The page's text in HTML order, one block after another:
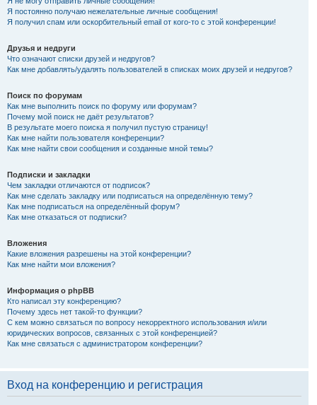
Я постоянно получаю нежелательные личные сообщения!
Я получил спам или оскорбительный email от кого-то с этой конференции!
Друзья и недруги
Что означают списки друзей и недругов?
Как мне добавлять/удалять пользователей в списках моих друзей и недругов?
Поиск по форумам
Как мне выполнить поиск по форуму или форумам?
Почему мой поиск не даёт результатов?
В результате моего поиска я получил пустую страницу!
Как мне найти пользователя конференции?
Как мне найти свои сообщения и созданные мной темы?
Подписки и закладки
Чем закладки отличаются от подписок?
Как мне сделать закладку или подписаться на определённую тему?
Как мне подписаться на определённый форум?
Как мне отказаться от подписки?
Вложения
Какие вложения разрешены на этой конференции?
Как мне найти мои вложения?
Информация о phpBB
Кто написал эту конференцию?
Почему здесь нет такой-то функции?
С кем можно связаться по вопросу некорректного использования и/или
юридических вопросов, связанных с этой конференцией?
Как мне связаться с администратором конференции?
Вход на конференцию и регистрация